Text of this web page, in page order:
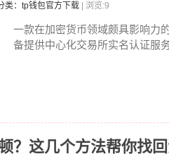
类：tp钱包官方下载 | 浏览:9
一款在加密货币领域颇具影响力
备提供中心化交易所实名认证服
？这几个方法帮你找